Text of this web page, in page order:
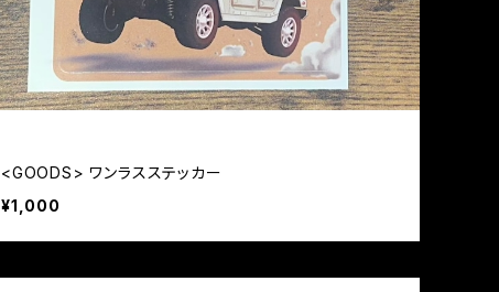
<GOODS> ワンラスステッカー
¥1,000